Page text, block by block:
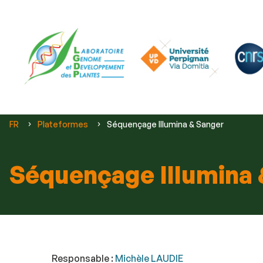
Vous
FR Plateformes Séquençage Illumina & Sanger
Séquençage Illumina
Responsable : Michèle LAUDIE